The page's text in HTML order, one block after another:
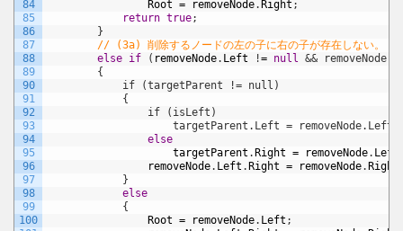
84
85
86
87
88
89
90
91
92
93
94
95
96
97
98
99
100
Root = removeNode. Right ;
return true;
}
// (3a) 削除するノードの左の子に右の子が存在しない。
else if ( removeNode. Left != null &&
{
if (targetParent != null)
{
if (isLeft)
targetParent.Left = removeNode.Left;
else
targetParent . Right = removeNode. Left
removeNode. Left . Right = removeNode. Right
}
else
{
Root = removeNode. Left ;